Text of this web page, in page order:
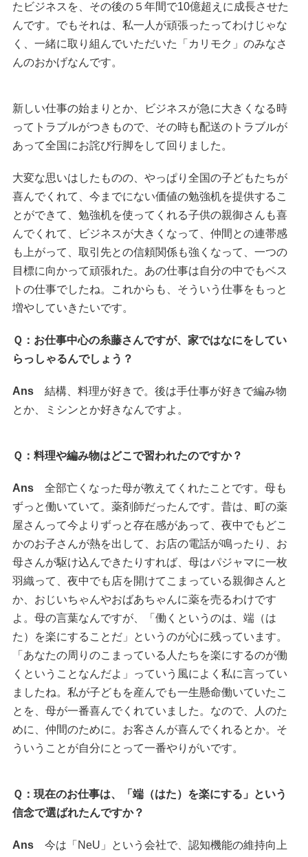
たビジネスを、その後の５年間で10億超えに成長させた
んです。でもそれは、私一人が頑張ったってわけじゃな
く、一緒に取り組んでいただいた「カリモク」のみなさ
んのおかげなんです。
新しい仕事の始まりとか、ビジネスが急に大きくなる時
ってトラブルがつきもので、その時も配送のトラブルが
あって全国にお詫び行脚をして回りました。
大変な思いはしたものの、やっぱり全国の子どもたちが
喜んでくれて、今までにない価値の勉強机を提供するこ
とができて、勉強机を使ってくれる子供の親御さんも喜
んでくれて、ビジネスが大きくなって、仲間との連帯感
も上がって、取引先との信頼関係も強くなって、一つの
目標に向かって頑張れた。あの仕事は自分の中でもベス
トの仕事でしたね。これからも、そういう仕事をもっと
増やしていきたいです。
Ｑ：お仕事中心の糸藤さんですが、家ではなにをしてい
らっしゃるんでしょう？
Ans結構、料理が好きで。後は手仕事が好きで編み物
とか、ミシンとか好きなんですよ。
Ｑ：料理や編み物はどこで習われたのですか？
Ans全部亡くなった母が教えてくれたことです。母も
ずっと働いていて。薬剤師だったんです。昔は、町の薬
屋さんって今よりずっと存在感があって、夜中でもどこ
かのお子さんが熱を出して、お店の電話が鳴ったり、お
母さんが駆け込んできたりすれば、母はパジャマに一枚
羽織って、夜中でも店を開けてこまっている親御さんと
か、おじいちゃんやおばあちゃんに薬を売るわけです
よ。母の言葉なんですが、「働くというのは、端（は
た）を楽にすることだ」というのが心に残っています。
「あなたの周りのこまっている人たちを楽にするのが働
くということなんだよ」っていう風によく私に言ってい
ましたね。私が子どもを産んでも一生懸命働いていたこ
とを、母が一番喜んでくれていました。なので、人のた
めに、仲間のために。お客さんが喜んでくれるとか。そ
ういうことが自分にとって一番やりがいです。
Ｑ：現在のお仕事は、「端（はた）を楽にする」という
信念で選ばれたんですか？
Ans今は「NeU」という会社で、認知機能の維持向上